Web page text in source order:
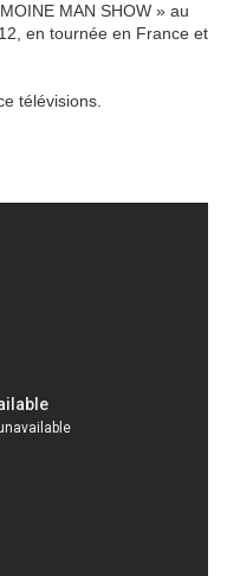
MAN SHOW » au
en tournée en France et
télévisions.